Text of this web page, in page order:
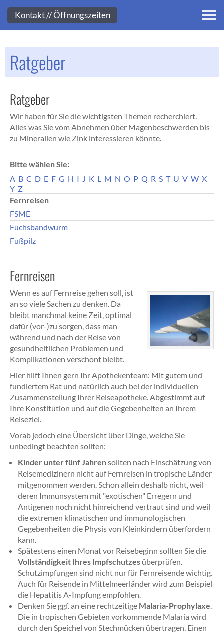
Kontakt
Ratgeber
Ratgeber
Wir haben für Sie die wichtigsten Themen recherchiert.
Alles was Sie vom Abnehmen über Magenbeschwerden bis
zu Mineralien wie Zink interessieren könnte.
Bitte wählen Sie:
A B C D E F G H I J K L M N O P Q R S T U V W X
Y Z
Fernreisen
FSME
Fuchsbandwurm
Fußpilz
Fernreisen
Wenn es auf Fernreise gehen soll, ist
an so viele Sachen zu denken. Da
bleibt manchmal keine Zeit, optimal
dafür (vor-)zu sorgen, dass man
während und nach der Reise von
gesundheitlichen Problemen und
Komplikationen verschont bleibt.
Hier hilft Ihnen gern Ihr Apothekenteam: Mit gutem und
fundiertem Rat und natürlich auch bei der individuellen
Zusammenstellung Ihrer Reiseapotheke. Abgestimmt auf
Ihre Konstitution und auf die Gegebenheiten an Ihrem
Reiseziel.
Vorab jedoch eine Übersicht über Dinge, welche Sie
unbedingt beachten sollten:
Kinder unter fünf Jahrensollten nach Einschätzung von
Reisemedizinern nicht auf Fernreisen in tropische Länder
mitgenommen werden. Schon allein deshalb nicht, weil
deren Immunsystem mit "exotischen" Erregern und
Antigenen noch nicht hinreichend vertraut sind und weil
die extremen klimatischen und immunologischen
Gegebenheiten die Physis von Kleinkindern überfordern
kann.
Spätestens einen Monat vor Reisebeginn sollten Sie die
Vollständigkeit Ihres Impfschutzes überprüfen.
Schutzimpfungen sind nicht nur für Fernreisende wichtig.
Auch für Reisende in Mittelmeerländer wird zum Beispiel
die Hepatitis A-Impfung empfohlen.
Denken Sie ggf. an eine rechtzeitige Malaria-Prophylaxe.
Die in tropischen Gebieten vorkommende Malaria wird
durch den Speichel von Stechmücken übertragen. Einen
Kontakt // Öffnungszeiten